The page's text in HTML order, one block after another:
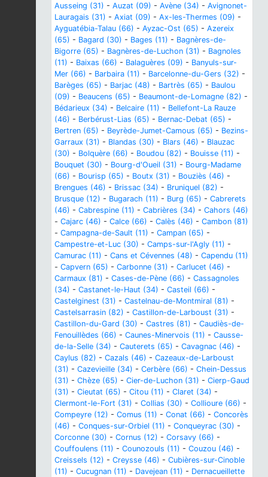
Ausseing (31) - Auzat (09) - Avène (34) - Avignonet-
Lauragais (31) - Axiat (09) - Ax-les-Thermes (09) -
Ayguatébia-Talau (66) - Ayzac-Ost (65) - Azereix
(65) - Bagard (30) - Bages (11) - Bagnères-de-
Bigorre (65) - Bagnères-de-Luchon (31) - Bagnoles
(11) - Baixas (66) - Balaguères (09) - Banyuls-sur-
Mer (66) - Barbaira (11) - Barcelonne-du-Gers (32) -
Barèges (65) - Barjac (48) - Bartrès (65) - Baulou
(09) - Beaucens (65) - Beaumont-de-Lomagne (82) -
Bédarieux (34) - Belcaire (11) - Bellefont-La Rauze
(46) - Berbérust-Lias (65) - Bernac-Debat (65) -
Bertren (65) - Beyrède-Jumet-Camous (65) - Bezins-
Garraux (31) - Blandas (30) - Blars (46) - Blauzac
(30) - Bolquère (66) - Boudou (82) - Bouisse (11) -
Bouquet (30) - Bourg-d'Oueil (31) - Bourg-Madame
(66) - Bourisp (65) - Boutx (31) - Bouziès (46) -
Brengues (46) - Brissac (34) - Bruniquel (82) -
Brusque (12) - Bugarach (11) - Burg (65) - Cabrerets
(46) - Cabrespine (11) - Cabrières (34) - Cahors (46)
- Cajarc (46) - Calce (66) - Calès (46) - Cambon (81)
- Campagna-de-Sault (11) - Campan (65) -
Campestre-et-Luc (30) - Camps-sur-l'Agly (11) -
Camurac (11) - Cans et Cévennes (48) - Capendu (11)
- Capvern (65) - Carbonne (31) - Carlucet (46) -
Carmaux (81) - Cases-de-Pène (66) - Cassagnoles
(34) - Castanet-le-Haut (34) - Casteil (66) -
Castelginest (31) - Castelnau-de-Montmiral (81) -
Castelsarrasin (82) - Castillon-de-Larboust (31) -
Castillon-du-Gard (30) - Castres (81) - Caudiès-de-
Fenouillèdes (66) - Caunes-Minervois (11) - Causse-
de-la-Selle (34) - Cauterets (65) - Cavagnac (46) -
Caylus (82) - Cazals (46) - Cazeaux-de-Larboust
(31) - Cazevieille (34) - Cerbère (66) - Chein-Dessus
(31) - Chèze (65) - Cier-de-Luchon (31) - Cierp-Gaud
(31) - Cieutat (65) - Citou (11) - Claret (34) -
Clermont-le-Fort (31) - Collias (30) - Collioure (66) -
Compeyre (12) - Comus (11) - Conat (66) - Concorès
(46) - Conques-sur-Orbiel (11) - Conqueyrac (30) -
Corconne (30) - Cornus (12) - Corsavy (66) -
Couffoulens (11) - Counozouls (11) - Couzou (46) -
Creissels (12) - Creysse (46) - Cubières-sur-Cinoble
(11) - Cucugnan (11) - Davejean (11) - Dernacueillette